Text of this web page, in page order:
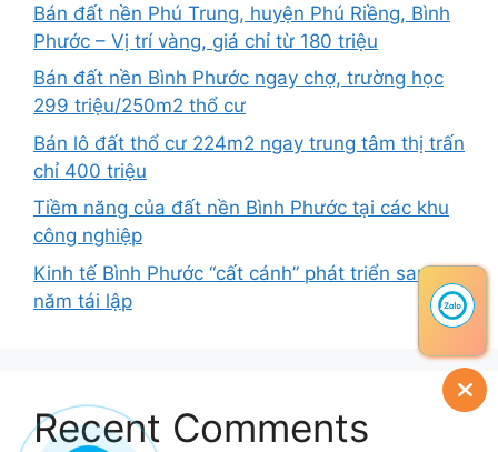
Bán đất nền Phú Trung, huyện Phú Riềng, Bình
Phước – Vị trí vàng, giá chỉ từ 180 triệu
Bán đất nền Bình Phước ngay chợ, trường học
299 triệu/250m2 thổ cư
Bán lô đất thổ cư 224m2 ngay trung tâm thị trấn
chỉ 400 triệu
Tiềm năng của đất nền Bình Phước tại các khu
công nghiệp
Kinh tế Bình Phước “cất cánh” phát triển sau 25
năm tái lập
Recent Comments